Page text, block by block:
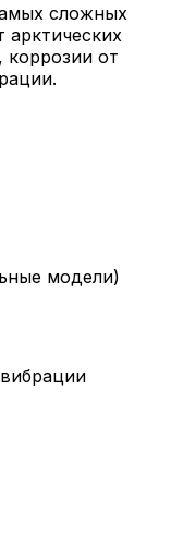
сложных
арктических
коррозии от
модели)